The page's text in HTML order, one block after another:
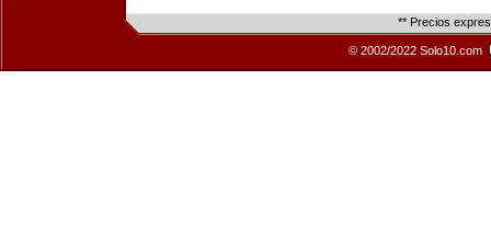
** Precios
© 2002/2022 Solo10.com